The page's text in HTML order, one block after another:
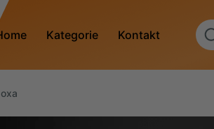
Kategorie Kontakt